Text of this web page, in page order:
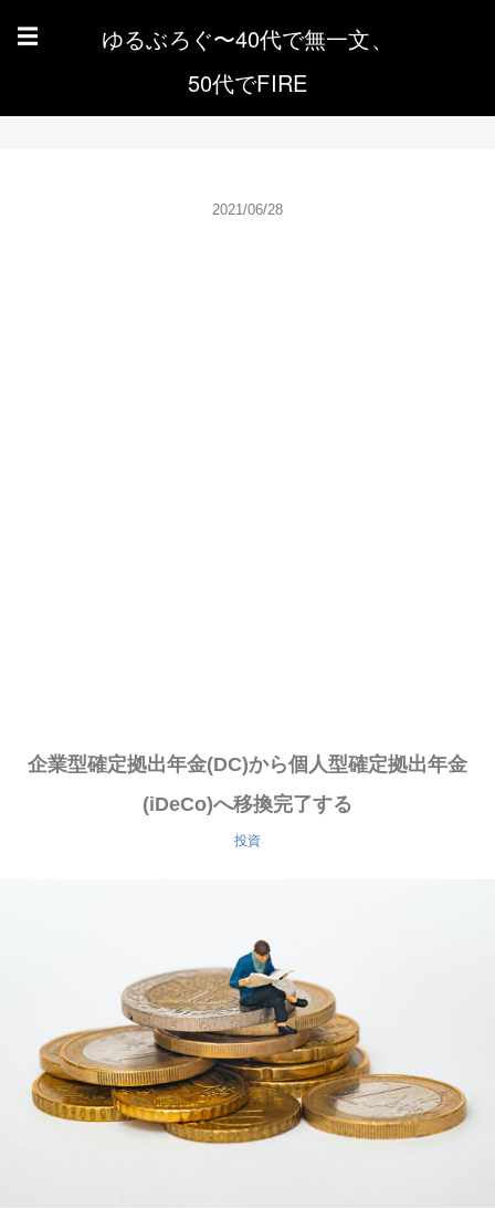
☰
ゆるぶろぐ〜40代で無一文、
50代でFIRE
2021/06/28
企業型確定拠出年金(DC)から個人型確定拠出年金
(iDeCo)へ移換完了する
投資